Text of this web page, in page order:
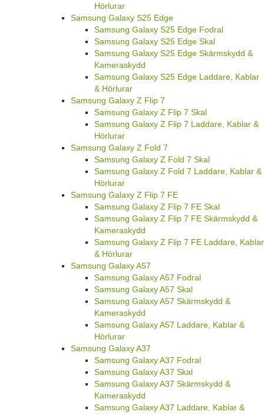
Hörlurar
Samsung Galaxy S25 Edge
Samsung Galaxy S25 Edge Fodral
Samsung Galaxy S25 Edge Skal
Samsung Galaxy S25 Edge Skärmskydd &
Kameraskydd
Samsung Galaxy S25 Edge Laddare, Kablar
& Hörlurar
Samsung Galaxy Z Flip 7
Samsung Galaxy Z Flip 7 Skal
Samsung Galaxy Z Flip 7 Laddare, Kablar &
Hörlurar
Samsung Galaxy Z Fold 7
Samsung Galaxy Z Fold 7 Skal
Samsung Galaxy Z Fold 7 Laddare, Kablar &
Hörlurar
Samsung Galaxy Z Flip 7 FE
Samsung Galaxy Z Flip 7 FE Skal
Samsung Galaxy Z Flip 7 FE Skärmskydd &
Kameraskydd
Samsung Galaxy Z Flip 7 FE Laddare, Kablar
& Hörlurar
Samsung Galaxy A57
Samsung Galaxy A57 Fodral
Samsung Galaxy A57 Skal
Samsung Galaxy A57 Skärmskydd &
Kameraskydd
Samsung Galaxy A57 Laddare, Kablar &
Hörlurar
Samsung Galaxy A37
Samsung Galaxy A37 Fodral
Samsung Galaxy A37 Skal
Samsung Galaxy A37 Skärmskydd &
Kameraskydd
Samsung Galaxy A37 Laddare, Kablar &